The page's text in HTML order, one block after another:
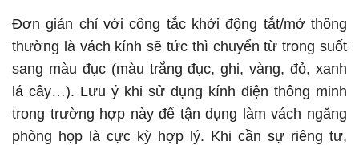
Đơn giản chỉ với công tắc khởi động tắt/mở thông
thường là vách kính sẽ tức thì chuyển từ trong suốt
sang màu đục (màu trắng đục, ghi, vàng, đỏ, xanh
lá cây…). Lưu ý khi sử dụng kính điện thông minh
trong trường hợp này để tận dụng làm vách ngăng
phòng họp là cực kỳ hợp lý. Khi cần sự riêng tư,